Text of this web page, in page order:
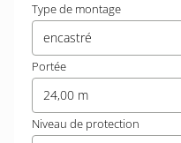
Type de montage
encastré
Portée
24,00 m
Niveau de protection